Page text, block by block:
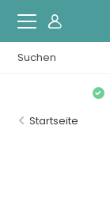
Startseite